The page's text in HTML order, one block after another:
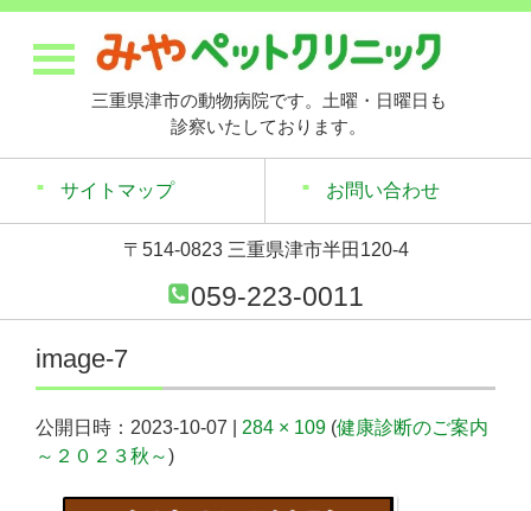
三重県津市の動物病院です。土曜・日曜日も
診察いたしております。
サイトマップ お問い合わせ
〒514-0823 三重県津市半田120-4
059-223-0011
image-7
公開日時： 2023-10-07 284 × 109 (健康診断のご案内
～２０２３秋～)